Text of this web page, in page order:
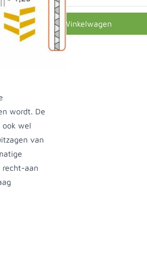
In Winkelwagen
wordt. De
ook wel
van
recht-aan